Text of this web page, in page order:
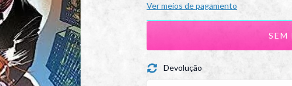
Ver meios de pagamento
Devolução